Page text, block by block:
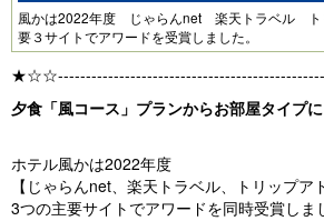
風かは2022年度 じゃらんnet 楽天トラベル ト
要３サイトでアワードを受賞しました。
夕食「風コース」プランからお部屋タイプ
ホテル風かは2022年度
【じゃらんnet、楽天トラベル、トリップア
3つの主要サイトでアワードを同時受賞しま